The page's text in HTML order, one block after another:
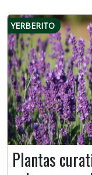
YERBERITO
Plantas